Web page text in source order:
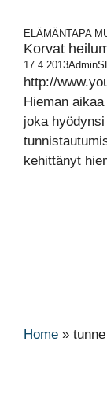
ELÄMÄNTAPA
Korvat
17.4.2013
http://
Hieman
joka
kehittänyt
Home » tunne